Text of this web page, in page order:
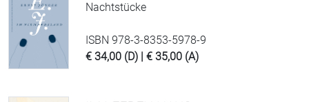
Nachtstücke
ISBN 978-3-8353-5978-9
€ 34,00 (D) | € 35,00 (A)